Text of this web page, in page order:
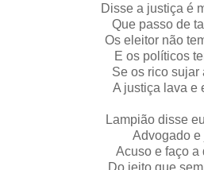
Disse a justiça é
Que passo de
Os eleitor não
E os políticos
Se os rico sujar
A justiça lava e
Lampião disse
Advogado e
Acuso e faço a
Do jeito que